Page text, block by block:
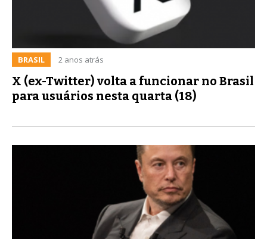
BRASIL 2 anos atrás
X (ex-Twitter) volta a funcionar no Brasil
para usuários nesta quarta (18)